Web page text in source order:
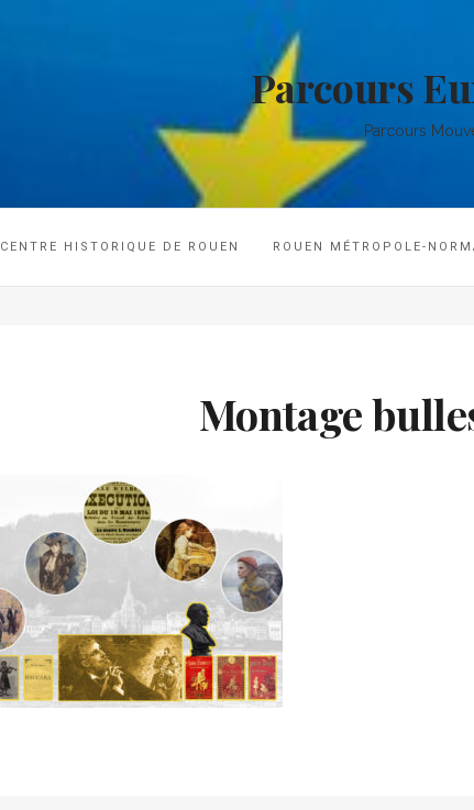
Parcours
Parcours
CENTRE HISTORIQUE DE ROUEN ROUEN MÉTROPOLE-
Montage